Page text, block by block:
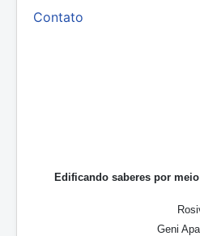
Contato
Edificando saberes por
Geni